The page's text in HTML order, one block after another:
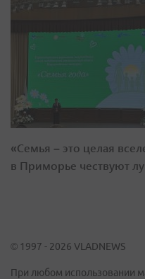
«Семья – это целая
в Приморье чествуют
© 1997 - 2026 VLADNEWS
При любом использовании